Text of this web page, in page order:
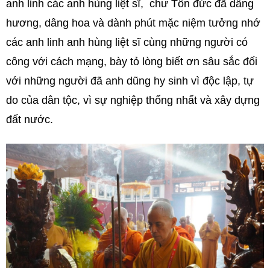
anh linh các anh hùng liệt sĩ, chư Tôn đức đã dâng
hương, dâng hoa và dành phút mặc niệm tưởng nhớ
các anh linh anh hùng liệt sĩ cùng những người có
công với cách mạng, bày tỏ lòng biết ơn sâu sắc đối
với những người đã anh dũng hy sinh vì độc lập, tự
do của dân tộc, vì sự nghiệp thống nhất và xây dựng
đất nước.